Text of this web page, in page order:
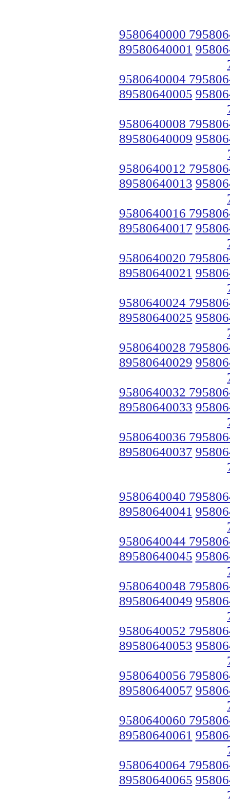
9580640000
89580640001
9580640004
89580640005
9580640008
89580640009
9580640012
89580640013
9580640016
89580640017
9580640020
89580640021
9580640024
89580640025
9580640028
89580640029
9580640032
89580640033
9580640036
89580640037
9580640040
89580640041
9580640044
89580640045
9580640048
89580640049
9580640052
89580640053
9580640056
89580640057
9580640060
89580640061
9580640064
89580640065